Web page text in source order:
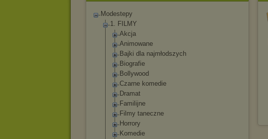
Modestepy
1. FILMY
Akcja
Animowane
Bajki dla najmłodszych
Biografie
Bollywood
Czarne komedie
Dramat
Familijne
Filmy taneczne
Horrory
Komedie